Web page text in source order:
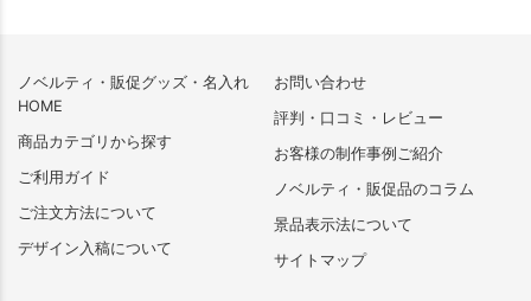
ノベルティ・販促グッズ・名入れ
HOME
商品カテゴリから探す
ご利用ガイド
ご注文方法について
デザイン入稿について
お問い合わせ
評判・口コミ・レビュー
お客様の制作事例ご紹介
ノベルティ・販促品のコラム
景品表示法について
サイトマップ